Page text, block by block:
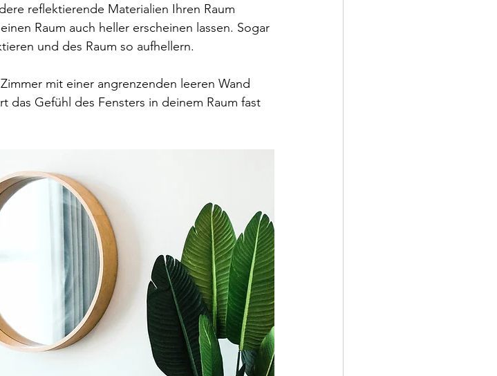
reflektierende Materialien Ihren Raum
Raum auch heller erscheinen lassen. Sogar
und des Raum so aufhellern.
mit einer angrenzenden leeren Wand
das Gefühl des Fensters in deinem Raum fast